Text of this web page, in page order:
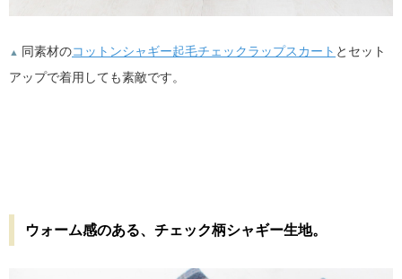
▲ 同素材のコットンシャギー起毛チェックラップスカート とセット
アップで着用しても素敵です。
ウォーム感のある、チェック柄シャギー生地。